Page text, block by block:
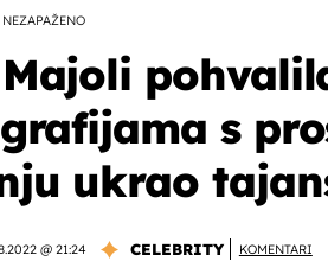
s
ukrao
@ 21:24 CELEBRITY KOMENTARI